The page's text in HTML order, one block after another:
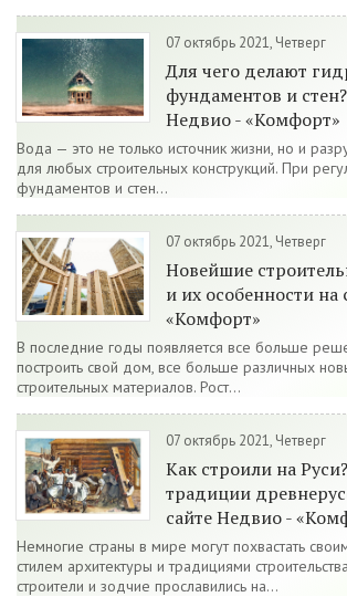
07 октябрь 2021, Четверг
Для чего делают
фундаментов и
Недвио - «Комфорт»
Вода — это не только источник жизни, но и
для любых строительных конструкций. При
фундаментов и стен...
07 октябрь 2021, Четверг
Новейшие
и их особенности на
«Комфорт»
В последние годы появляется все больше
построить свой дом, все больше различных
строительных материалов. Рост...
07 октябрь 2021, Четверг
Как строили на
традиции
сайте Недвио -
Немногие страны в мире могут похвастать
стилем архитектуры и традициями
строители и зодчие прославились на...